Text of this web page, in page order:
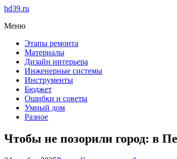
hd39.ru
Меню
Этапы ремонта
Материалы
Дизайн интерьера
Инженерные системы
Инструменты
Бюджет
Ошибки и советы
Умный дом
Разное
Чтобы не позорили город: в